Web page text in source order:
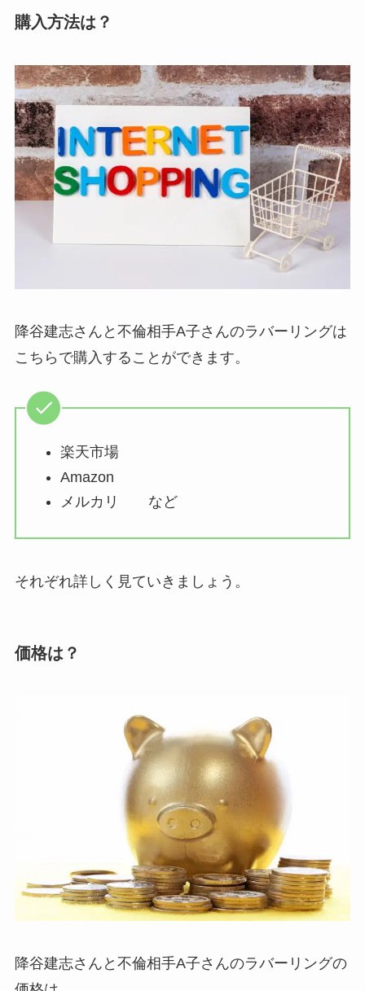
購入方法は？
降谷建志さんと不倫相手A子さんのラバーリングは
こちらで購入することができます。
楽天市場
Amazon
メルカリ など
それぞれ詳しく見ていきましょう。
価格は？
降谷建志さんと不倫相手A子さんのラバーリングの